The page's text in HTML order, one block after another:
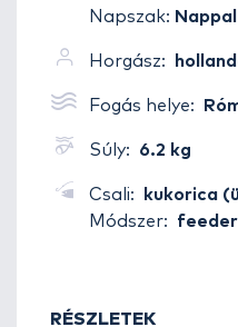
Napszak: Nappal
Horgász:
Fogás helye:
Súly: 6.2 kg
Csali:
kukorica
Módszer:
feeder
RÉSZLETEK